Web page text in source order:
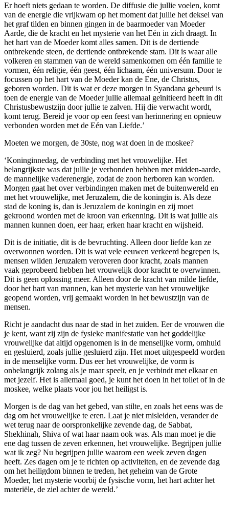
Er hoeft niets gedaan te worden. De diffusie die jullie voelen, komt
van de energie die vrijkwam op het moment dat jullie het deksel van
het graf tilden en binnen gingen in de baarmoeder van Moeder
Aarde, die de kracht en het mysterie van het Eén in zich draagt. In
het hart van de Moeder komt alles samen. Dit is de dertiende
ontbrekende steen, de dertiende ontbrekende stam. Dit is waar alle
volkeren en stammen van de wereld samenkomen om één familie te
vormen, één religie, één geest, één lichaam, één universum. Door te
focussen op het hart van de Moeder kan de Ene, de Christus,
geboren worden. Dit is wat er deze morgen in Syandana gebeurd is
toen de energie van de Moeder jullie allemaal geïnitieerd heeft in dit
Christusbewustzijn door jullie te zalven. Hij die verwacht wordt,
komt terug. Bereid je voor op een feest van herinnering en opnieuw
verbonden worden met de Eén van Liefde.’
Moeten we morgen, de 30ste, nog wat doen in de moskee?
‘Koninginnedag, de verbinding met het vrouwelijke. Het
belangrijkste was dat jullie je verbonden hebben met midden-aarde,
de mannelijke vaderenergie, zodat de zoon herboren kan worden.
Morgen gaat het over verbindingen maken met de buitenwereld en
met het vrouwelijke, met Jeruzalem, die de koningin is. Als deze
stad de koning is, dan is Jeruzalem de koningin en zij moet
gekroond worden met de kroon van erkenning. Dit is wat jullie als
mannen kunnen doen, eer haar, erken haar kracht en wijsheid.
Dit is de initiatie, dit is de bevruchting. Alleen door liefde kan ze
overwonnen worden. Dit is wat vele eeuwen verkeerd begrepen is,
mensen wilden Jeruzalem veroveren door kracht, zoals mannen
vaak geprobeerd hebben het vrouwelijk door kracht te overwinnen.
Dit is geen oplossing meer. Alleen door de kracht van milde liefde,
door het hart van mannen, kan het mysterie van het vrouwelijke
geopend worden, vrij gemaakt worden in het bewustzijn van de
mensen.
Richt je aandacht dus naar de stad in het zuiden. Eer de vrouwen die
je kent, want zij zijn de fysieke manifestatie van het goddelijke
vrouwelijke dat altijd opgenomen is in de menselijke vorm, omhuld
en gesluierd, zoals jullie gesluierd zijn. Het moet uitgespeeld worden
in de menselijke vorm. Dus eer het vrouwelijke, de vorm is
onbelangrijk zolang als je maar speelt, en je verbindt met elkaar en
met jezelf. Het is allemaal goed, je kunt het doen in het toilet of in de
moskee, welke plaats voor jou het heiligst is.
Morgen is de dag van het gebed, van stilte, en zoals het eens was de
dag om het vrouwelijke te eren. Laat je niet misleiden, verander de
wet terug naar de oorspronkelijke zevende dag, de Sabbat,
Shekhinah, Shiva of wat haar naam ook was. Als man moet je die
ene dag tussen de zeven erkennen, het vrouwelijke. Begrijpen jullie
wat ik zeg? Nu begrijpen jullie waarom een week zeven dagen
heeft. Zes dagen om je te richten op activiteiten, en de zevende dag
om het heiligdom binnen te treden, het geheim van de Grote
Moeder, het mysterie voorbij de fysische vorm, het hart achter het
materiële, de ziel achter de wereld.’